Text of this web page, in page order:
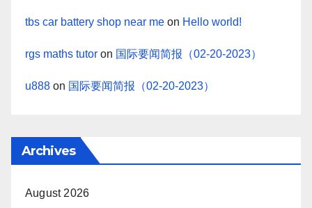
tbs car battery shop near me on Hello world!
rgs maths tutor on 国际要闻简报（02-20-2023）
u888 on 国际要闻简报（02-20-2023）
Archives
August 2026